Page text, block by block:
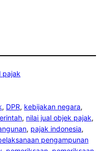
pajak
, DPR, kebijakan negara
, nilai jual objek pajak
, pajak indonesia
pengampunan